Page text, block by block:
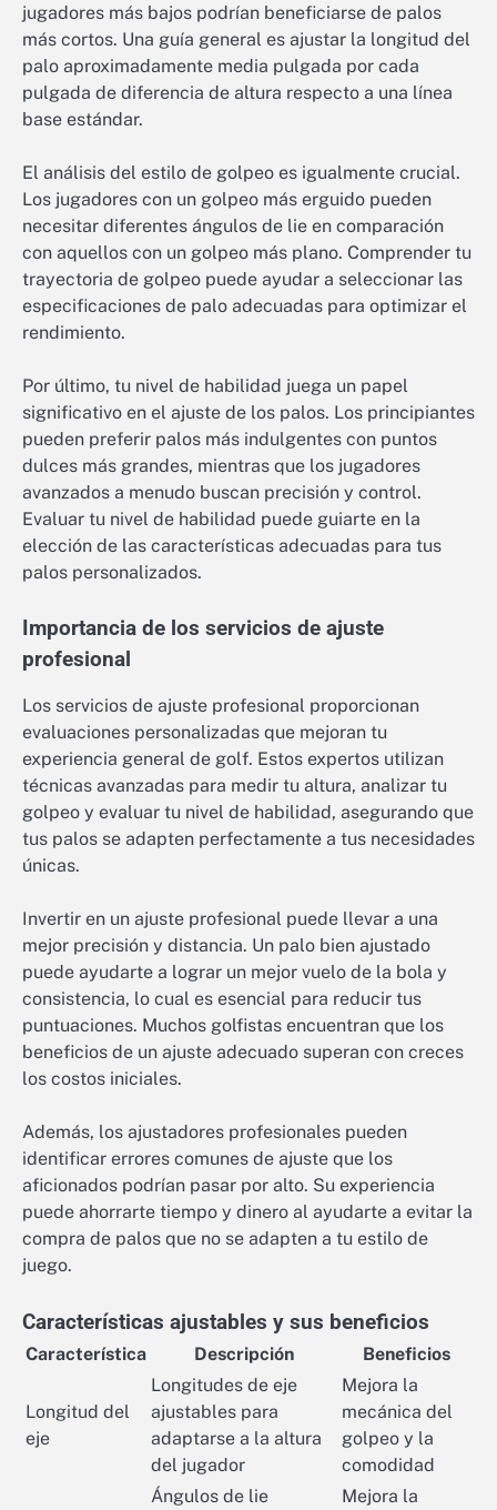
jugadores más bajos podrían beneficiarse de palos
más cortos. Una guía general es ajustar la longitud del
palo aproximadamente media pulgada por cada
pulgada de diferencia de altura respecto a una línea
base estándar.
El análisis del estilo de golpeo es igualmente crucial.
Los jugadores con un golpeo más erguido pueden
necesitar diferentes ángulos de lie en comparación
con aquellos con un golpeo más plano. Comprender tu
trayectoria de golpeo puede ayudar a seleccionar las
especificaciones de palo adecuadas para optimizar el
rendimiento.
Por último, tu nivel de habilidad juega un papel
significativo en el ajuste de los palos. Los principiantes
pueden preferir palos más indulgentes con puntos
dulces más grandes, mientras que los jugadores
avanzados a menudo buscan precisión y control.
Evaluar tu nivel de habilidad puede guiarte en la
elección de las características adecuadas para tus
palos personalizados.
Importancia de los servicios de ajuste
profesional
Los servicios de ajuste profesional proporcionan
evaluaciones personalizadas que mejoran tu
experiencia general de golf. Estos expertos utilizan
técnicas avanzadas para medir tu altura, analizar tu
golpeo y evaluar tu nivel de habilidad, asegurando que
tus palos se adapten perfectamente a tus necesidades
únicas.
Invertir en un ajuste profesional puede llevar a una
mejor precisión y distancia. Un palo bien ajustado
puede ayudarte a lograr un mejor vuelo de la bola y
consistencia, lo cual es esencial para reducir tus
puntuaciones. Muchos golfistas encuentran que los
beneficios de un ajuste adecuado superan con creces
los costos iniciales.
Además, los ajustadores profesionales pueden
identificar errores comunes de ajuste que los
aficionados podrían pasar por alto. Su experiencia
puede ahorrarte tiempo y dinero al ayudarte a evitar la
compra de palos que no se adapten a tu estilo de
juego.
Características ajustables y sus beneficios
Característica Descripción Beneficios
Longitud del
eje
Longitudes de eje
ajustables para
adaptarse a la altura
del jugador
Mejora la
mecánica del
golpeo y la
comodidad
Ángulos de lie
Mejora la